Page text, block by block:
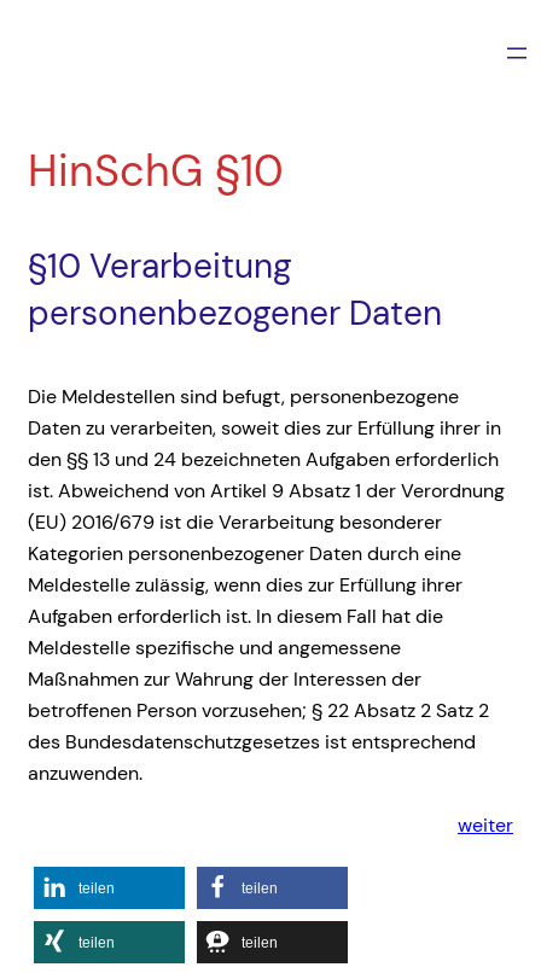
HinSchG §10
§10 Verarbeitung
personenbezogener Daten
Die Meldestellen sind befugt, personenbezogene
Daten zu verarbeiten, soweit dies zur Erfüllung ihrer in
den §§ 13 und 24 bezeichneten Aufgaben erforderlich
ist. Abweichend von Artikel 9 Absatz 1 der Verordnung
(EU) 2016/679 ist die Verarbeitung besonderer
Kategorien personenbezogener Daten durch eine
Meldestelle zulässig, wenn dies zur Erfüllung ihrer
Aufgaben erforderlich ist. In diesem Fall hat die
Meldestelle spezifische und angemessene
Maßnahmen zur Wahrung der Interessen der
betroffenen Person vorzusehen; § 22 Absatz 2 Satz 2
des Bundesdatenschutzgesetzes ist entsprechend
anzuwenden.
weiter
teilen teilen
teilen teilen